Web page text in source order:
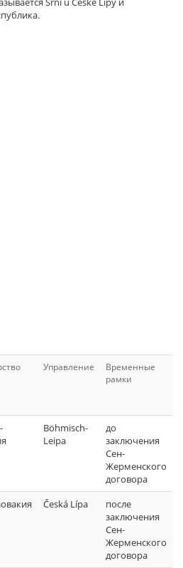
Управление
Временные
рамки
Böhmisch-
Leipa
до
заключения
Сен-
Жерменского
договора
Česká Lípa
после
заключения
Сен-
Жерменского
договора